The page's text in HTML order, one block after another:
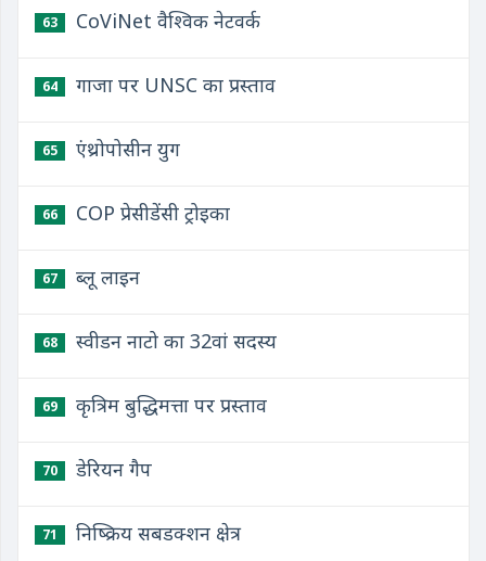
63 CoViNet वैश्विक नेटवर्क
64 गाजा पर UNSC का प्रस्ताव
65 एंथ्रोपोसीन युग
66 COP प्रेसीडेंसी ट्रोइका
67 ब्लू लाइन
68 स्वीडन नाटो का 32वां सदस्य
69 कृत्रिम बुद्धिमत्ता पर प्रस्ताव
70 डेरियन गैप
71 निष्क्रिय सबडक्शन क्षेत्र